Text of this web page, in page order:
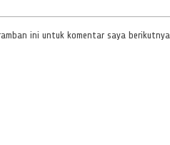
ini untuk komentar saya berikutnya.